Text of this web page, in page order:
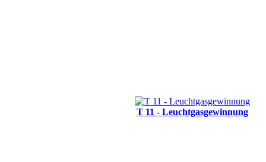
T 11 - Leuchtgasgewinnung